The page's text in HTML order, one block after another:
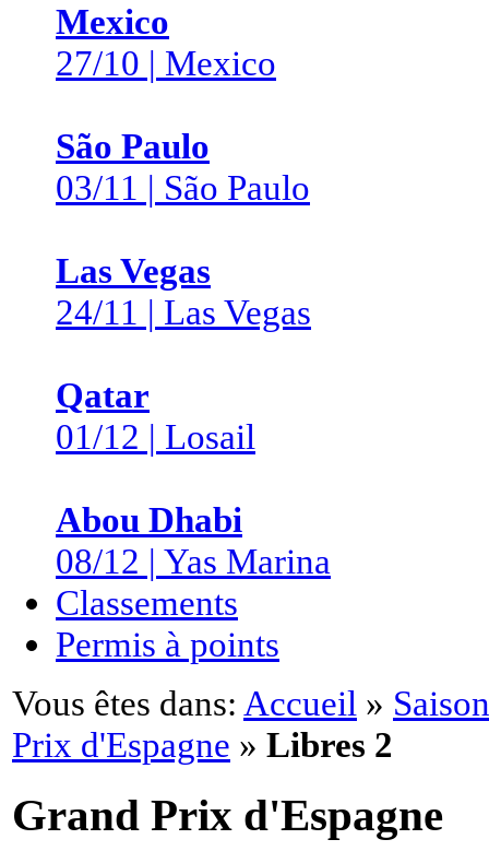
Mexico
27/10 | Mexico
São Paulo
03/11 | São Paulo
Las Vegas
24/11 | Las Vegas
Qatar
01/12 | Losail
Abou Dhabi
08/12 | Yas Marina
Classements
Permis à points
Vous êtes dans: Accueil »
Prix d'Espagne » Libres 2
Grand Prix d'Espagne